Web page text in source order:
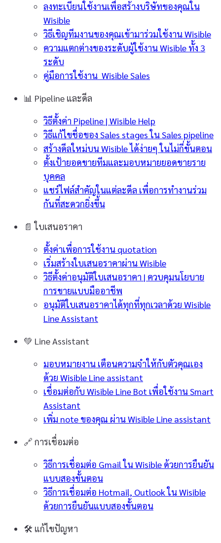
ลงทะเบียนใช้งานเพื่อสร้างบริษัทของคุณใน
Wisible
วิธีเชิญทีมงานของคุณเข้ามาร่วมใช้งาน Wisible
ความแตกต่างของระดับผู้ใช้งาน Wisible ทั้ง 3
ระดับ
คู่มือการใช้งาน Wisible Sales
📊 Pipeline และดีล
วิธีตั้งค่า Pipeline | Wisible Help
วิธีแก้ไขชื่อของ Sales stages ใน Sales pipeline
สร้างดีลใหม่บน Wisible ได้ง่ายๆ ในไม่กี่ขั้นตอน
ตั้งเป้ายอดขายทีมและมอบหมายยอดขายราย
บุคคล
แชร์ไฟล์สำคัญในแต่ละดีล เพื่อการทำงานร่วม
กันที่สะดวกยิ่งขึ้น
📄 ใบเสนอราคา
ตั้งค่าเพื่อการใช้งาน quotation
เริ่มสร้างใบเสนอราคาผ่าน Wisible
วิธีตั้งค่าอนุมัติใบเสนอราคา | ควบคุมนโยบาย
การขายแบบมืออาชีพ
อนุมัติใบเสนอราคาได้ทุกที่ทุกเวลาด้วย Wisible
Line Assistant
💚 Line Assistant
มอบหมายงาน เตือนความจำให้กับตัวคุณเอง
ด้วย Wisible Line assistant
เชื่อมต่อกับ Wisible Line Bot เพื่อใช้งาน Smart
Assistant
เพิ่ม note ของคุณ ผ่าน Wisible Line assistant
🔗 การเชื่อมต่อ
วิธีการเชื่อมต่อ Gmail ใน Wisible ด้วยการยืนยัน
แบบสองขั้นตอน
วิธีการเชื่อมต่อ Hotmail, Outlook ใน Wisible
ด้วยการยืนยันแบบสองขั้นตอน
🛠️ แก้ไขปัญหา